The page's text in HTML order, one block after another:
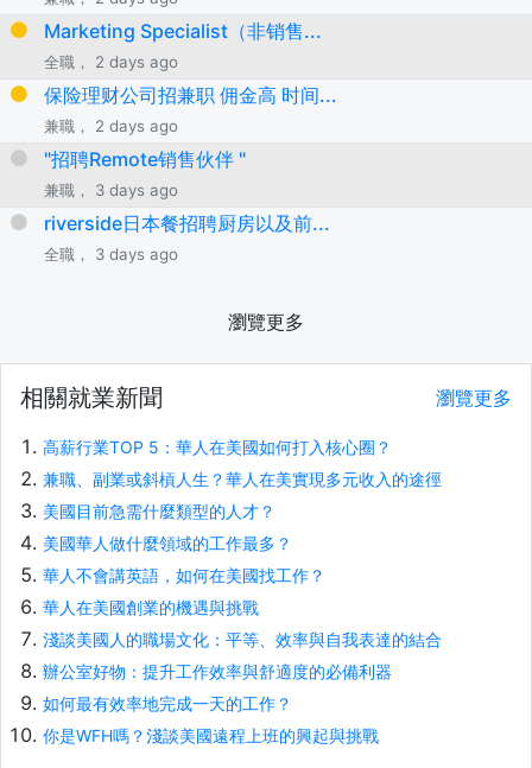
Marketing Specialist（非销售...
全職， 2 days ago
保险理财公司招兼职 佣金高 时间...
兼職， 2 days ago
"招聘Remote销售伙伴 "
兼職， 3 days ago
riverside日本餐招聘厨房以及前...
全職， 3 days ago
瀏覽更多
相關就業新聞 瀏覽更多
高薪行業TOP 5：華人在美國如何打入核心圈？
兼職、副業或斜槓人生？華人在美實現多元收入的途徑
美國目前急需什麼類型的人才？
美國華人做什麼領域的工作最多？
華人不會講英語，如何在美國找工作？
華人在美國創業的機遇與挑戰
淺談美國人的職場文化：平等、效率與自我表達的結合
辦公室好物：提升工作效率與舒適度的必備利器
如何最有效率地完成一天的工作？
你是WFH嗎？淺談美國遠程上班的興起與挑戰